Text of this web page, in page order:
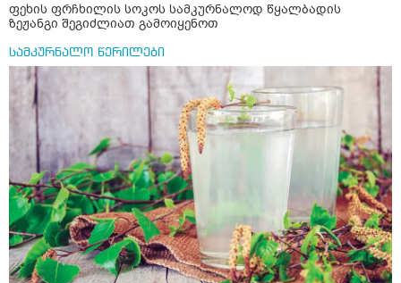
ფეხის ფრჩხილის სოკოს სამკურნალოდ წყალბადის
ზეჟანგი შეგიძლიათ გამოიყენოთ
სამკურნალო წერილები